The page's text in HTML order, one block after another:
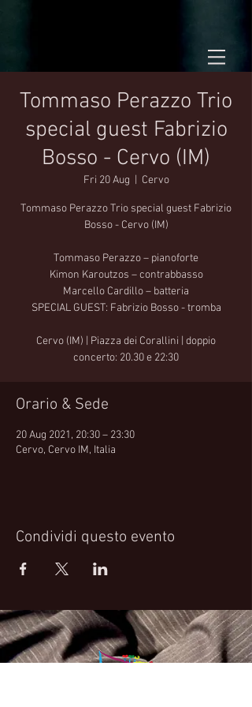
Tommaso Perazzo Trio
special guest Fabrizio
Bosso - Cervo (IM)
Fri 20 Aug Cervo
Tommaso Perazzo Trio special guest Fabrizio
Bosso - Cervo (IM)
Tommaso Perazzo – pianoforte
Kimon Karoutzos – contrabbasso
Marcello Cardillo – batteria
SPECIAL GUEST: Fabrizio Bosso - tromba
Cervo (IM) | Piazza dei Corallini | doppio
concerto: 20.30 e 22:30
Orario & Sede
20 Aug 2021, 20:30 – 23:30
Cervo, Cervo IM, Italia
Condividi questo evento